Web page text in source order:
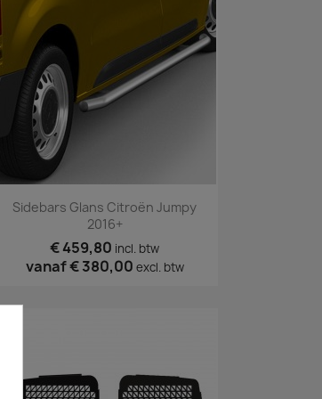
Snel bekijken
Sidebars Glans Citroën Jumpy
2016+
€ 459,80 incl. btw
vanaf€ 380,00 excl. btw